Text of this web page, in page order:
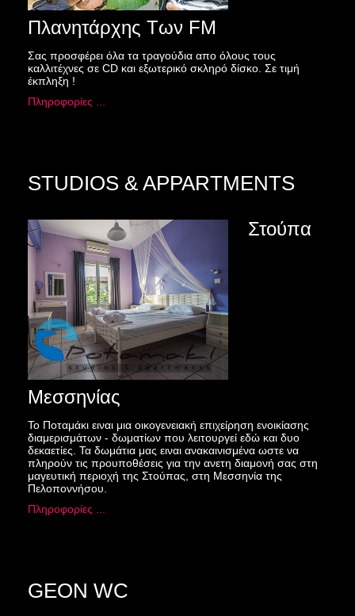
Πλανητάρχης Των FM
Σας προσφέρει όλα τα τραγούδια απο όλους τους
καλλιτέχνες σε CD και εξωτερικό σκληρό δίσκο. Σε τιμή
έκπληξη !
Πληροφορίες ...
STUDIOS & APPARTMENTS
Στούπα
Μεσσηνίας
Το Ποταμάκι ειναι μια οικογενειακή επιχείρηση ενοικίασης
διαμερισμάτων - δωματίων που λειτουργεί εδώ και δυο
δεκαετίες. Τα δωμάτια μας ειναι ανακαινισμένα ωστε να
πληρούν τις προυποθέσεις για την ανετη διαμονή σας στη
μαγευτική περιοχή της Στούπας, στη Μεσσηνία της
Πελοποννήσου.
Πληροφορίες ...
GEON WC